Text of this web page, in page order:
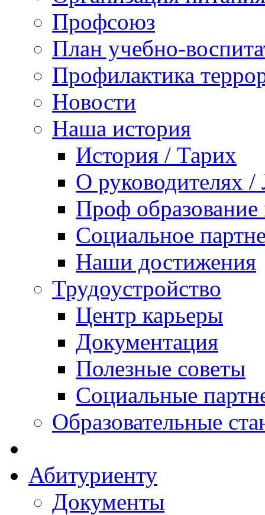
Профсоюз
План учебно-
Профилактика
Новости
Наша история
История / Тарих
О руководителях /
Проф образование
Социальное
Наши достижения
Трудоустройство
Центр карьеры
Документация
Полезные советы
Социальные
Образовательные
Абитуриенту
Документы